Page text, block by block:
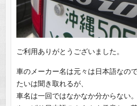
ご利用ありがとうございました。
車のメーカー名は元々は日本語なの
たいは聞き取れるが、
車名は一回ではなかなか分からない。